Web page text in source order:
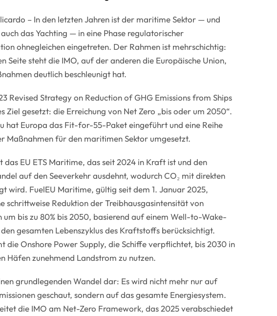
– In den letzten Jahren ist der maritime Sektor — und
das Yachting — in eine Phase regulatorischer
ohnegleichen eingetreten. Der Rahmen ist mehrschichtig:
Seite steht die IMO, auf der anderen die Europäische Union,
deutlich beschleunigt hat.
Revised Strategy on Reduction of GHG Emissions from Ships
Ziel gesetzt: die Erreichung von Net Zero „bis oder um 2050“.
hat Europa das Fit-for-55-Paket eingeführt und eine Reihe
Maßnahmen für den maritimen Sektor umgesetzt.
das EU ETS Maritime, das seit 2024 in Kraft ist und den
auf den Seeverkehr ausdehnt, wodurch CO₂ mit direkten
wird. FuelEU Maritime, gültig seit dem 1. Januar 2025,
schrittweise Reduktion der Treibhausgasintensität von
bis zu 80% bis 2050, basierend auf einem Well-to-Wake-
gesamten Lebenszyklus des Kraftstoffs berücksichtigt.
die Onshore Power Supply, die Schiffe verpflichtet, bis 2030 in
Häfen zunehmend Landstrom zu nutzen.
grundlegenden Wandel dar: Es wird nicht mehr nur auf
geschaut, sondern auf das gesamte Energiesystem.
die IMO am Net-Zero Framework, das 2025 verabschiedet